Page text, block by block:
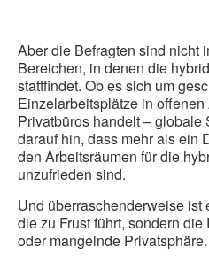
Aber die Befragten sind nicht
Bereichen, in denen die
stattfindet. Ob es sich um
Einzelarbeitsplätze in
Privatbüros handelt –
darauf hin, dass mehr als ein
den Arbeitsräumen für die
unzufrieden sind.
Und überraschenderweise ist
die zu Frust führt, sondern
oder mangelnde Privatsphäre.